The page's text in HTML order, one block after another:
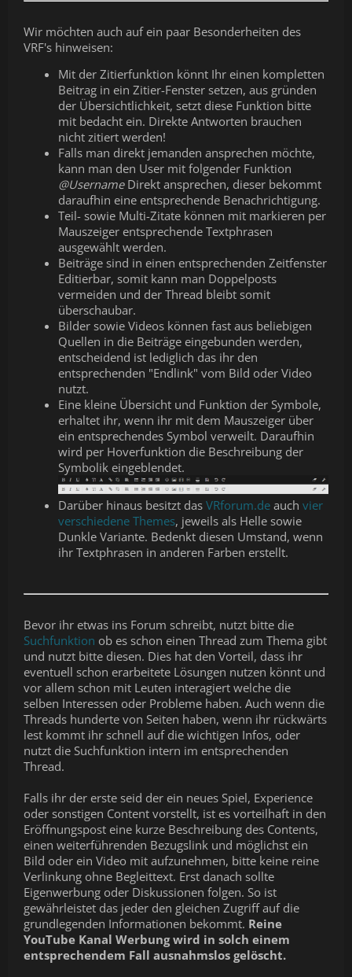
Wir möchten auch auf ein paar Besonderheiten des
VRF's hinweisen:
Mit der Zitierfunktion könnt Ihr einen kompletten
Beitrag in ein Zitier-Fenster setzen, aus gründen
der Übersichtlichkeit, setzt diese Funktion bitte
mit bedacht ein. Direkte Antworten brauchen
nicht zitiert werden!
Falls man direkt jemanden ansprechen möchte,
kann man den User mit folgender Funktion
@UsernameDirekt ansprechen, dieser bekommt
daraufhin eine entsprechende Benachrichtigung.
Teil- sowie Multi-Zitate können mit markieren per
Mauszeiger entsprechende Textphrasen
ausgewählt werden.
Beiträge sind in einen entsprechenden Zeitfenster
Editierbar, somit kann man Doppelposts
vermeiden und der Thread bleibt somit
überschaubar.
Bilder sowie Videos können fast aus beliebigen
Quellen in die Beiträge eingebunden werden,
entscheidend ist lediglich das ihr den
entsprechenden "Endlink" vom Bild oder Video
nutzt.
Eine kleine Übersicht und Funktion der Symbole,
erhaltet ihr, wenn ihr mit dem Mauszeiger über
ein entsprechendes Symbol verweilt. Daraufhin
wird per Hoverfunktion die Beschreibung der
Symbolik eingeblendet.
Darüber hinaus besitzt das VRforum.de auch vier
verschiedene Themes, jeweils als Helle sowie
Dunkle Variante. Bedenkt diesen Umstand, wenn
ihr Textphrasen in anderen Farben erstellt.
Bevor ihr etwas ins Forum schreibt, nutzt bitte die
Suchfunktion ob es schon einen Thread zum Thema gibt
und nutzt bitte diesen. Dies hat den Vorteil, dass ihr
eventuell schon erarbeitete Lösungen nutzen könnt und
vor allem schon mit Leuten interagiert welche die
selben Interessen oder Probleme haben. Auch wenn die
Threads hunderte von Seiten haben, wenn ihr rückwärts
lest kommt ihr schnell auf die wichtigen Infos, oder
nutzt die Suchfunktion intern im entsprechenden
Thread.
Falls ihr der erste seid der ein neues Spiel, Experience
oder sonstigen Content vorstellt, ist es vorteilhaft in den
Eröffnungspost eine kurze Beschreibung des Contents,
einen weiterführenden Bezugslink und möglichst ein
Bild oder ein Video mit aufzunehmen, bitte keine reine
Verlinkung ohne Begleittext. Erst danach sollte
Eigenwerbung oder Diskussionen folgen. So ist
gewährleistet das jeder den gleichen Zugriff auf die
grundlegenden Informationen bekommt. Reine
YouTube Kanal Werbung wird in solch einem
entsprechendem Fall ausnahmslos gelöscht.